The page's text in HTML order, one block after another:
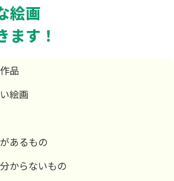
絵画
ます！
品
絵画
あるもの
からないもの